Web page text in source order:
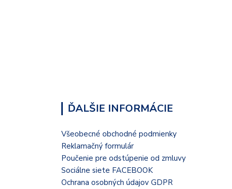
ĎALŠIE INFORMÁCIE
Všeobecné obchodné podmienky
Reklamačný formulár
Poučenie pre odstúpenie od zmluvy
Sociálne siete FACEBOOK
Ochrana osobných údajov GDPR